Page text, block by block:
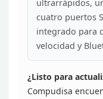
ultrarrápidos,
cuatro puertos
integrado para
velocidad y
¿Listo para
Compudisa